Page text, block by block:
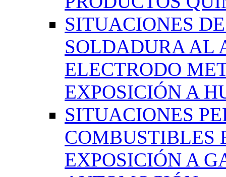
SITUACIONES
SOLDADURA AL
ELECTRODO
EXPOSICIÓN A
SITUACIONES
COMBUSTIBLES
EXPOSICIÓN A